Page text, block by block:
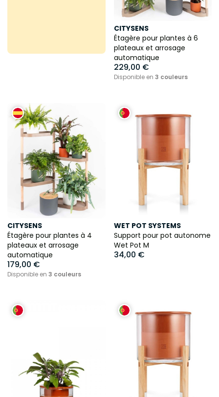
CITYSENS
Étagère pour plantes à 6
plateaux et arrosage
automatique
229,00 €
Disponible en 3 couleurs
CITYSENS
Étagère pour plantes à 4
plateaux et arrosage
automatique
179,00 €
Disponible en 3 couleurs
WET POT SYSTEMS
Support pour pot autonome
Wet Pot M
34,00 €